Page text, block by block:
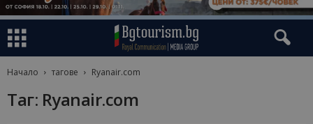
Начало тагове Ryanair.com
Таг: Ryanair.com